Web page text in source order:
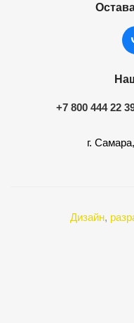
+7 800 444 22
г.
Дизайн,